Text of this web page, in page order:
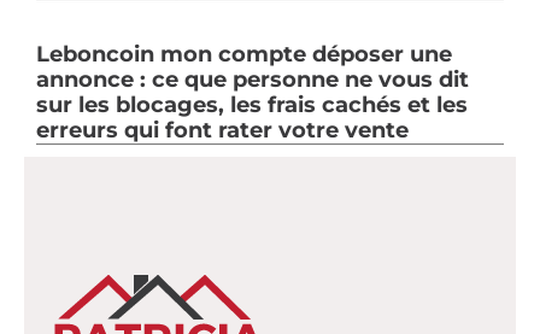
Leboncoin mon compte déposer une
annonce : ce que personne ne vous dit
sur les blocages, les frais cachés et les
erreurs qui font rater votre vente